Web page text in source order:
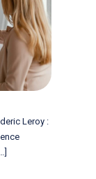
Leroy :